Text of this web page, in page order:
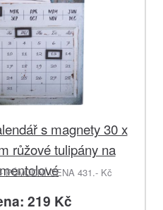
s magnety 30 x
růžové tulipány na
mentolové
PŮVODNÍ CENA 431.- Kč
219 Kč